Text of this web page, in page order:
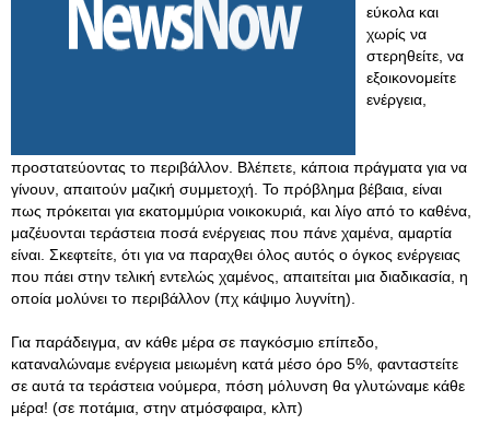
εύκολα και
χωρίς να
στερηθείτε, να
εξοικονομείτε
ενέργεια,
προστατεύοντας το περιβάλλον. Βλέπετε, κάποια πράγματα για να
γίνουν, απαιτούν μαζική συμμετοχή. Το πρόβλημα βέβαια, είναι
πως πρόκειται για εκατομμύρια νοικοκυριά, και λίγο από το καθένα,
μαζέυονται τεράστεια ποσά ενέργειας που πάνε χαμένα, αμαρτία
είναι. Σκεφτείτε, ότι για να παραχθει όλος αυτός ο όγκος ενέργειας
που πάει στην τελική εντελώς χαμένος, απαιτείται μια διαδικασία, η
οποία μολύνει το περιβάλλον (πχ κάψιμο λυγνίτη).
Για παράδειγμα, αν κάθε μέρα σε παγκόσμιο επίπεδο,
καταναλώναμε ενέργεια μειωμένη κατά μέσο όρο 5%, φανταστείτε
σε αυτά τα τεράστεια νούμερα, πόση μόλυνση θα γλυτώναμε κάθε
μέρα! (σε ποτάμια, στην ατμόσφαιρα, κλπ)